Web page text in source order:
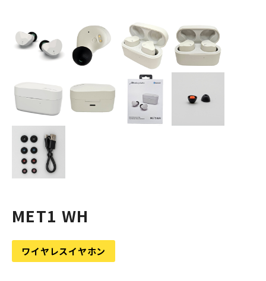
MET1 WH
ワイヤレスイヤホン